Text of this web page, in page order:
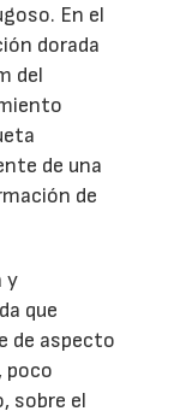
En el
dorada
del
de una
de
y
que
de aspecto
poco
sobre el